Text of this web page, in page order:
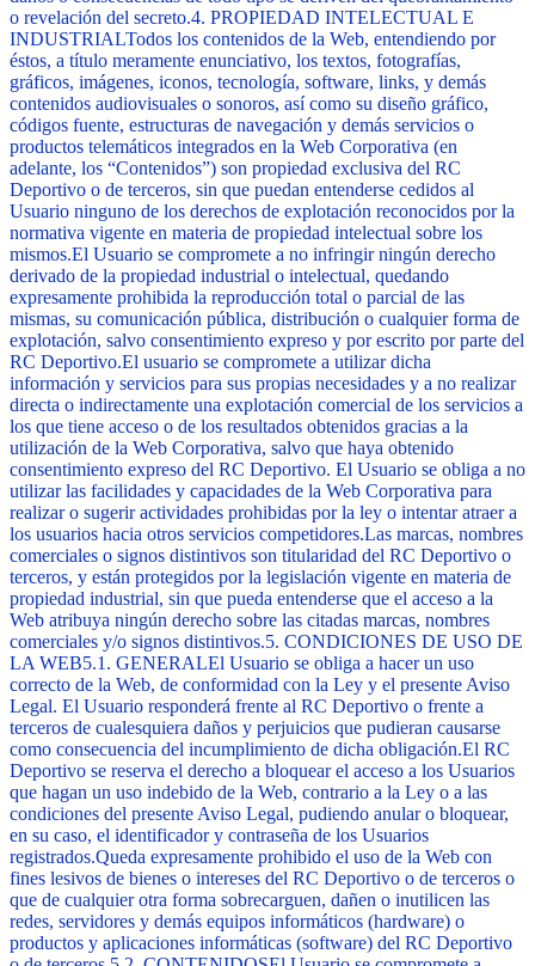
o revelación del secreto.4. PROPIEDAD INTELECTUAL E
INDUSTRIALTodos los contenidos de la Web, entendiendo por
éstos, a título meramente enunciativo, los textos, fotografías,
gráficos, imágenes, iconos, tecnología, software, links, y demás
contenidos audiovisuales o sonoros, así como su diseño gráfico,
códigos fuente, estructuras de navegación y demás servicios o
productos telemáticos integrados en la Web Corporativa (en
adelante, los “Contenidos”) son propiedad exclusiva del RC
Deportivo o de terceros, sin que puedan entenderse cedidos al
Usuario ninguno de los derechos de explotación reconocidos por la
normativa vigente en materia de propiedad intelectual sobre los
mismos.El Usuario se compromete a no infringir ningún derecho
derivado de la propiedad industrial o intelectual, quedando
expresamente prohibida la reproducción total o parcial de las
mismas, su comunicación pública, distribución o cualquier forma de
explotación, salvo consentimiento expreso y por escrito por parte del
RC Deportivo.El usuario se compromete a utilizar dicha
información y servicios para sus propias necesidades y a no realizar
directa o indirectamente una explotación comercial de los servicios a
los que tiene acceso o de los resultados obtenidos gracias a la
utilización de la Web Corporativa, salvo que haya obtenido
consentimiento expreso del RC Deportivo. El Usuario se obliga a no
utilizar las facilidades y capacidades de la Web Corporativa para
realizar o sugerir actividades prohibidas por la ley o intentar atraer a
los usuarios hacia otros servicios competidores.Las marcas, nombres
comerciales o signos distintivos son titularidad del RC Deportivo o
terceros, y están protegidos por la legislación vigente en materia de
propiedad industrial, sin que pueda entenderse que el acceso a la
Web atribuya ningún derecho sobre las citadas marcas, nombres
comerciales y/o signos distintivos.5. CONDICIONES DE USO DE
LA WEB5.1. GENERALEl Usuario se obliga a hacer un uso
correcto de la Web, de conformidad con la Ley y el presente Aviso
Legal. El Usuario responderá frente al RC Deportivo o frente a
terceros de cualesquiera daños y perjuicios que pudieran causarse
como consecuencia del incumplimiento de dicha obligación.El RC
Deportivo se reserva el derecho a bloquear el acceso a los Usuarios
que hagan un uso indebido de la Web, contrario a la Ley o a las
condiciones del presente Aviso Legal, pudiendo anular o bloquear,
en su caso, el identificador y contraseña de los Usuarios
registrados.Queda expresamente prohibido el uso de la Web con
fines lesivos de bienes o intereses del RC Deportivo o de terceros o
que de cualquier otra forma sobrecarguen, dañen o inutilicen las
redes, servidores y demás equipos informáticos (hardware) o
productos y aplicaciones informáticas (software) del RC Deportivo